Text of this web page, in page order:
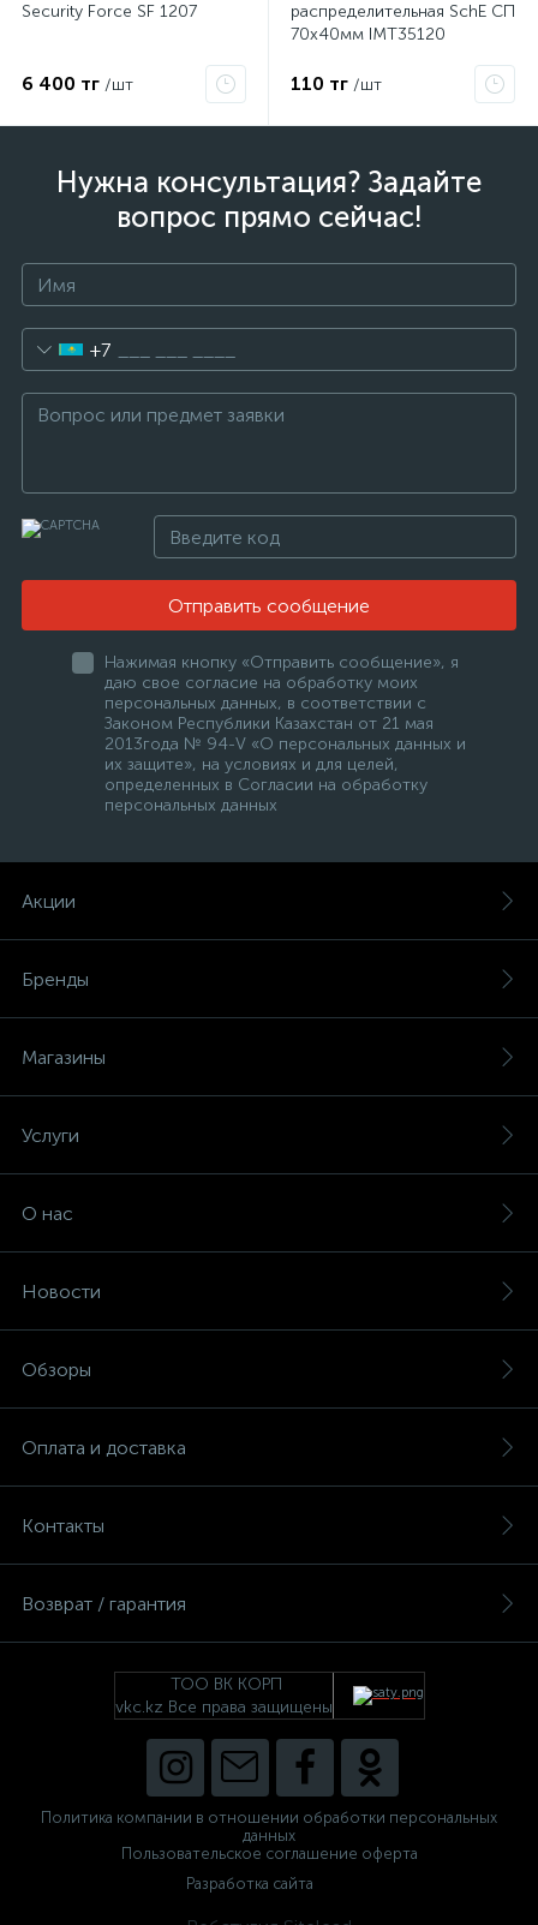
Security Force SF 1207
6 400 тг /шт
распределительная SchE СП
70х40мм IMT35120
110 тг /шт
Нужна консультация? Задайте
вопрос прямо сейчас!
+7
Отправить сообщение
Нажимая кнопку «Отправить сообщение», я
даю свое согласие на обработку моих
персональных данных, в соответствии с
Законом Республики Казахстан от 21 мая
2013года № 94-V «О персональных данных и
их защите», на условиях и для целей,
определенных в Согласии на обработку
персональных данных
Акции
Бренды
Магазины
Услуги
О нас
Новости
Обзоры
Оплата и доставка
Контакты
Возврат / гарантия
ТОО ВК КОРП
vkc.kz Все права защищены
Политика компании в отношении обработки персональных
данных
Пользовательское соглашение оферта
Разработка сайта